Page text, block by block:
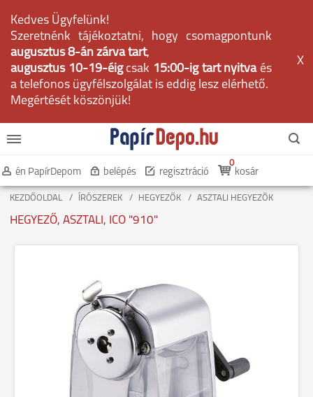
Kedves Ügyfelünk!
Szeretnénk tájékoztatni, hogy csomagpontunk
augusztus 8-án zárva tart,
augusztus 10-19-éig csak 15:00-ig tart nyitvaés
a telefonos ügyfélszolgálat is eddig lesz elérhető.
Megértését köszönjük!
X
én PapírDepom belépés regisztráció kosár
0
KEZDŐOLDAL ÍRÓSZEREK HEGYEZŐK ASZTALI HEGYEZŐK
HEGYEZŐ, ASZTALI, ICO "910"